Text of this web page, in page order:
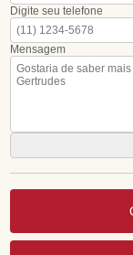
Digite seu telefone
Mensagem